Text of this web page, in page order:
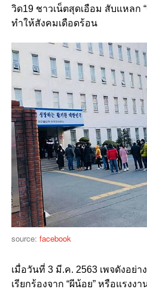
วิด19 ชาวเน็ตสุดเอือม สับแหลก
ทำให้สังคมเดือดร้อน
source: facebook
เมื่อวันที่ 3 มี.ค. 2563 เพจดังอย่าง
เรียกร้องจาก “ผีน้อย” หรือแรงง